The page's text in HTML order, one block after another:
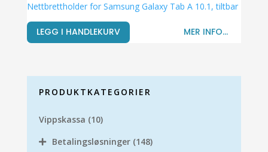
Nettbrettholder for Samsung Galaxy Tab A 10.1, tiltbar
LEGG I HANDLEKURV MER INFO...
PRODUKTKATEGORIER
Vippskassa (10)
Betalingsløsninger (148)